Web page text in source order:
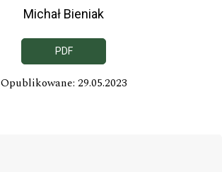
Michał Bieniak
PDF
Opublikowane: 29.05.2023